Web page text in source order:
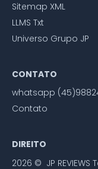
Sitemap XML
LLMS Txt
Universo Grupo JP
CONTATO
whatsapp
Contato
DIREITO
2026 © JP